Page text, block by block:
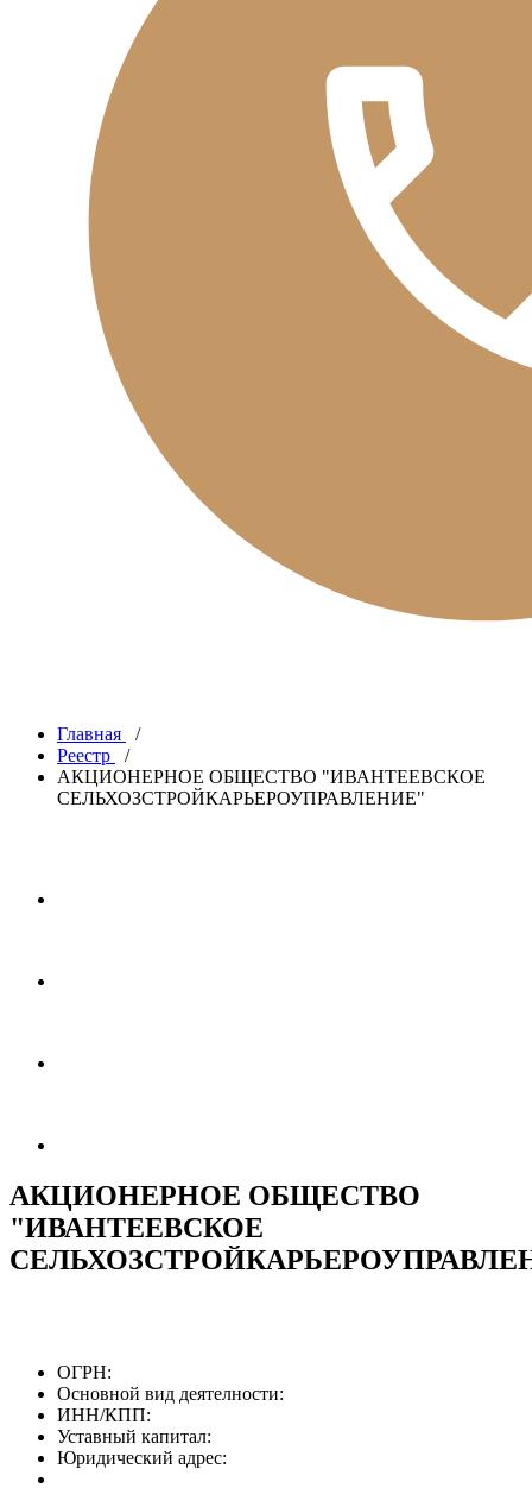
Главная
/
Реестр
/
АКЦИОНЕРНОЕ ОБЩЕСТВО "ИВАНТЕЕВСКОЕ
СЕЛЬХОЗСТРОЙКАРЬЕРОУПРАВЛЕНИЕ"
АКЦИОНЕРНОЕ ОБЩЕСТВО
"ИВАНТЕЕВСКОЕ
ОГРН:
Основной вид деятелности:
ИНН/КПП:
Уставный капитал:
Юридический адрес: